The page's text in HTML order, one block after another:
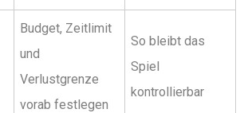
Budget, Zeitlimit
und
Verlustgrenze
vorab festlegen
So bleibt das
Spiel
kontrollierbar